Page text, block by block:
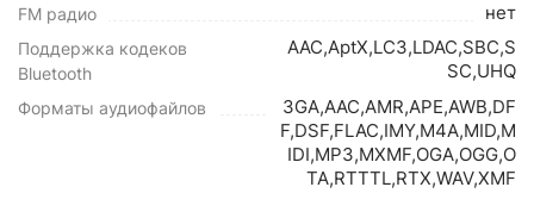
FM радио нет
Поддержка кодеков
Bluetooth
AAC,AptX,LC3,LDAC,SBC,S
SC,UHQ
Форматы аудиофайлов
3GA,AAC,AMR,APE,AWB,DF
F,DSF,FLAC,IMY,M4A,MID,M
IDI,MP3,MXMF,OGA,OGG,O
TA,RTTTL,RTX,WAV,XMF